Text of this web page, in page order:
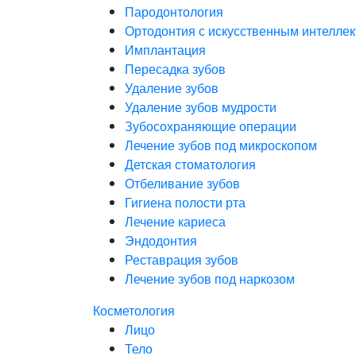
Пародонтология
Ортодонтия с искусственным
Имплантация
Пересадка зубов
Удаление зубов
Удаление зубов мудрости
Зубосохраняющие операции
Лечение зубов под микроскопом
Детская стоматология
Отбеливание зубов
Гигиена полости рта
Лечение кариеса
Эндодонтия
Реставрация зубов
Лечение зубов под наркозом
Косметология
Лицо
Тело